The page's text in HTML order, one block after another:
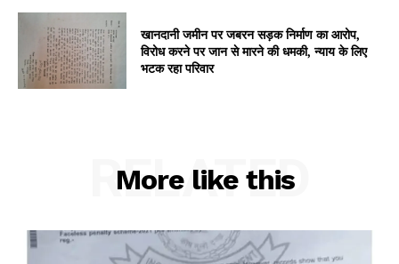
My account
खानदानी जमीन पर जबरन सड़क निर्माण का आरोप,
विरोध करने पर जान से मारने की धमकी, न्याय के लिए
भटक रहा परिवार
More like this
RELATED